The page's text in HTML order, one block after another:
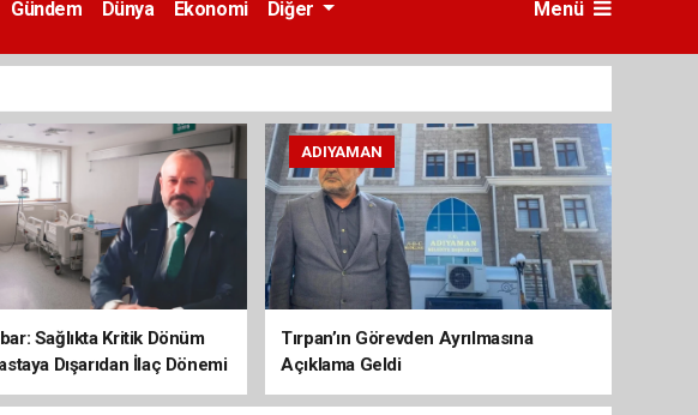
Gündem Dünya Ekonomi Diğer Menü
Sağlıkta Kritik Dönüm
Dışarıdan İlaç Dönemi
ADIYAMAN
Tırpan’ın Görevden Ayrılmasına
Açıklama Geldi